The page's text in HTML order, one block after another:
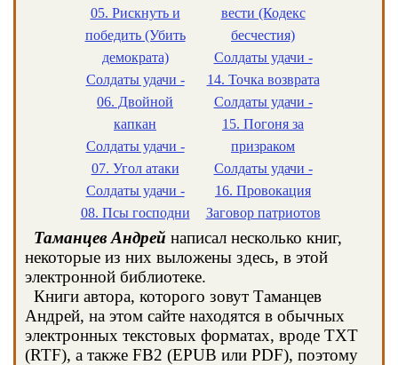
05. Рискнуть и
победить (Убить
демократа)
Солдаты удачи -
06. Двойной
капкан
Солдаты удачи -
07. Угол атаки
Солдаты удачи -
08. Псы господни
вести (Кодекс
бесчестия)
Солдаты удачи -
14. Точка возврата
Солдаты удачи -
15. Погоня за
призраком
Солдаты удачи -
16. Провокация
Заговор патриотов
Таманцев Андрей написал несколько книг,
некоторые из них выложены здесь, в этой
электронной библиотеке.
Книги автора, которого зовут Таманцев
Андрей, на этом сайте находятся в обычных
электронных текстовых форматах, вроде TXT
(RTF), а также FB2 (EPUB или PDF), поэтому